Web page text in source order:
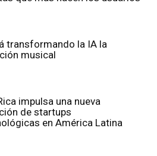
transformando la IA la
musical
impulsa una nueva
de startups
en América Latina